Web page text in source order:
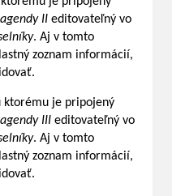
II editovateľný vo
. Aj v tomto
zoznam informácií,
ktorému je pripojený
III editovateľný vo
. Aj v tomto
zoznam informácií,